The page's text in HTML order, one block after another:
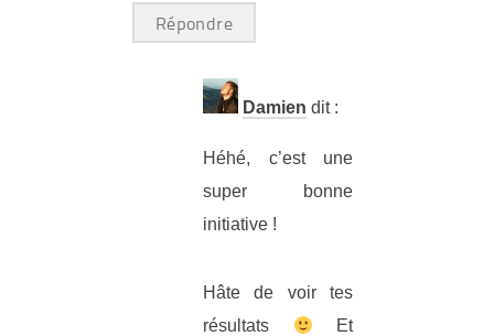
Répondre
Damien dit :
Héhé, c’est une
super bonne
initiative !
Hâte de voir tes
résultats
Et